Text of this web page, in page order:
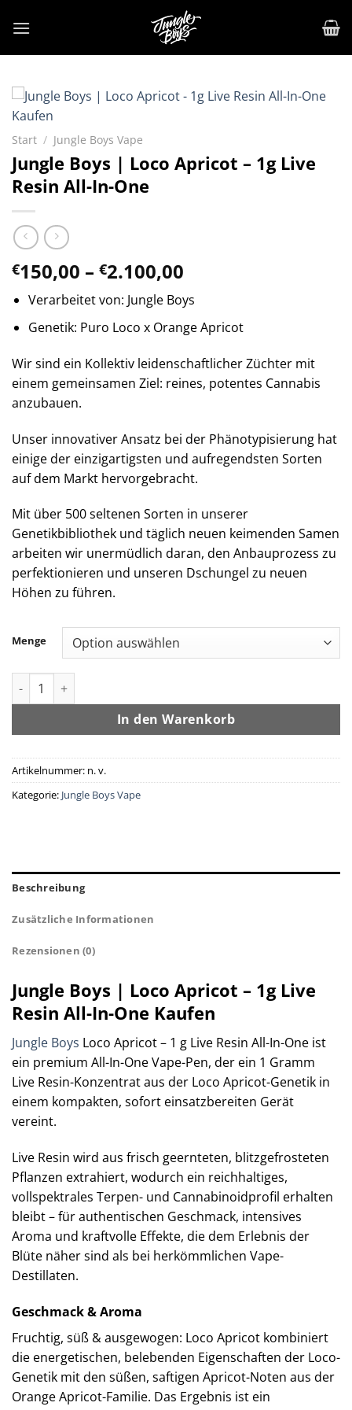
Inhalt
Start / Jungle Boys Vape
Jungle Boys | Loco Apricot – 1g Live
Resin All-In-One
€150,00 – €2.100,00
bis
€2.100,00
Verarbeitet von: Jungle Boys
Genetik: Puro Loco x Orange Apricot
Wir sind ein Kollektiv leidenschaftlicher Züchter mit
einem gemeinsamen Ziel: reines, potentes Cannabis
anzubauen.
Unser innovativer Ansatz bei der Phänotypisierung hat
einige der einzigartigsten und aufregendsten Sorten
auf dem Markt hervorgebracht.
Mit über 500 seltenen Sorten in unserer
Genetikbibliothek und täglich neuen keimenden Samen
arbeiten wir unermüdlich daran, den Anbauprozess zu
perfektionieren und unseren Dschungel zu neuen
Höhen zu führen.
Menge
Jungle Boys | Loco Apricot - 1g Live Resin All-In-One Menge
In den Warenkorb
Artikelnummer: n. v.
Kategorie: Jungle Boys Vape
Beschreibung
Zusätzliche Informationen
Rezensionen (0)
Jungle Boys | Loco Apricot – 1g Live
Resin All-In-One Kaufen
Jungle Boys Loco Apricot – 1 g Live Resin All-In-One ist
ein premium All-In-One Vape-Pen, der ein 1 Gramm
Live Resin-Konzentrat aus der Loco Apricot-Genetik in
einem kompakten, sofort einsatzbereiten Gerät
vereint.
Live Resin wird aus frisch geernteten, blitzgefrosteten
Pflanzen extrahiert, wodurch ein reichhaltiges,
vollspektrales Terpen- und Cannabinoidprofil erhalten
bleibt – für authentischen Geschmack, intensives
Aroma und kraftvolle Effekte, die dem Erlebnis der
Blüte näher sind als bei herkömmlichen Vape-
Destillaten.
Geschmack & Aroma
Fruchtig, süß & ausgewogen: Loco Apricot kombiniert
die energetischen, belebenden Eigenschaften der Loco-
Genetik mit den süßen, saftigen Apricot-Noten aus der
Orange Apricot-Familie. Das Ergebnis ist ein